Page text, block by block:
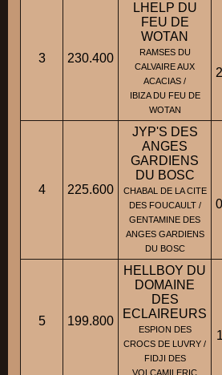
3 230.400
LHELP DU
FEU DE
WOTAN
RAMSES DU
CALVAIRE AUX
ACACIAS /
IBIZA DU FEU DE
WOTAN
4 225.600
JYP'S DES
ANGES
GARDIENS
DU BOSC
CHABAL DE LA CITE
DES FOUCAULT /
GENTAMINE DES
ANGES GARDIENS
DU BOSC
5 199.800
HELLBOY DU
DOMAINE
DES
ECLAIREURS
ESPION DES
CROCS DE LUVRY /
FIDJI DES
VOLCAMILERIC